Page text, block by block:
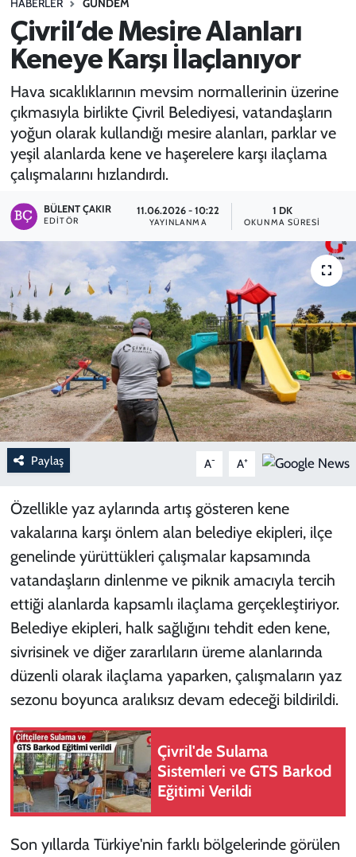
HABERLER GÜNDEM
Çivril’de Mesire Alanları
Keneye Karşı İlaçlanıyor
Hava sıcaklıklarının mevsim normallerinin üzerine
çıkmasıyla birlikte Çivril Belediyesi, vatandaşların
yoğun olarak kullandığı mesire alanları, parklar ve
yeşil alanlarda kene ve haşerelere karşı ilaçlama
çalışmalarını hızlandırdı.
BÜLENT ÇAKIR
EDITÖR
11.06.2026 - 10:22
YAYINLANMA
1 DK
OKUNMA SÜRESI
Paylaş A- A+
Özellikle yaz aylarında artış gösteren kene
vakalarına karşı önlem alan belediye ekipleri, ilçe
genelinde yürüttükleri çalışmalar kapsamında
vatandaşların dinlenme ve piknik amacıyla tercih
ettiği alanlarda kapsamlı ilaçlama gerçekleştiriyor.
Belediye ekipleri, halk sağlığını tehdit eden kene,
sivrisinek ve diğer zararlıların üreme alanlarında
düzenli olarak ilaçlama yaparken, çalışmaların yaz
sezonu boyunca aralıksız devam edeceği bildirildi.
Çivril'de Sulama
Sistemleri ve GTS Barkod
Eğitimi Verildi
Son yıllarda Türkiye'nin farklı bölgelerinde görülen
SPOR
TEKNOLOJİ
YAŞAM